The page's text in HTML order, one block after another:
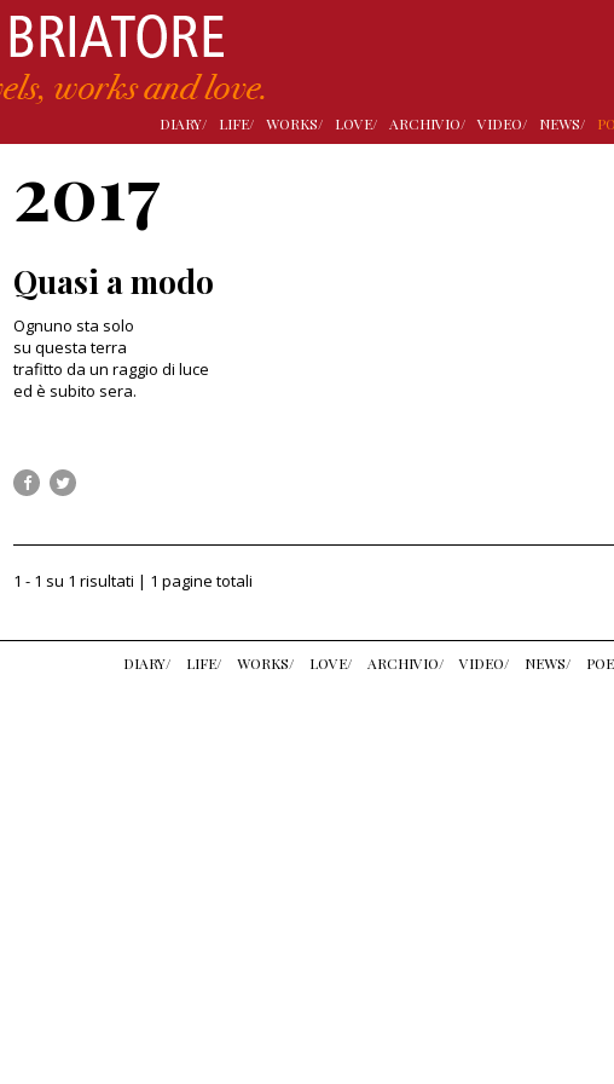
DIARY/ LIFE/ WORKS/ LOVE/ ARCHIVIO/ VIDEO/ NEWS/
2017
Quasi a modo
Ognuno sta solo
su questa terra
trafitto da un raggio di luce
ed è subito sera.
1 - 1 su 1 risultati | 1 pagine totali
DIARY/ LIFE/ WORKS/ LOVE/ ARCHIVIO/ VIDEO/ NEWS/